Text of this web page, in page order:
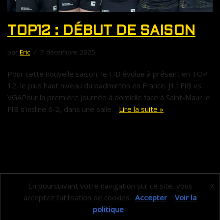
TOP12 : DÉBUT DE SAISON
par Eric 7 décembre 2025
Pour cette nouvelle saison, le FIB évolue à présent en TOP
12, le plus haut niveau du badminton en France. J1 : FIB vs
VGAPour la première journée à domicile face à Saint-Maur le
FIB s’incline 6-2, dans une salle… Lire la suite »
Se connecter
En poursuivant votre navigation sur ce site, vous
acceptez l’utilisation de cookies.
X
Accepter
Voir la
politique